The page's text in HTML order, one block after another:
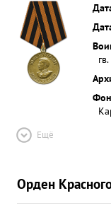
Ещё
Орден